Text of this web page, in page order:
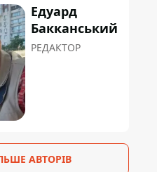
Едуард
Бакканський
РЕДАКТОР
АВТОРІВ